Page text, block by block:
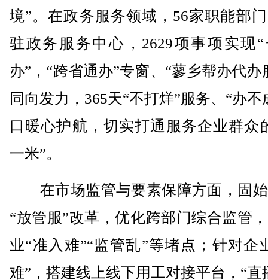
境”。在政务服务领域，56家职能部
驻政务服务中心，2629项事项实现
办”，“跨省通办”专窗、“蓼乡帮办代办
同向发力，365天“不打烊”服务、“办不
口暖心护航，切实打通服务企业群众
一米”。
在市场监管与要素保障方面，固
“放管服”改革，优化跨部门综合监管
业“准入难”“监管乱”等堵点；针对企
难”，搭建线上线下用工对接平台，“直